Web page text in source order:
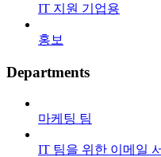
IT 지원 기업용
홍보
Departments
마케팅 팀
IT 팀을 위한 이메일